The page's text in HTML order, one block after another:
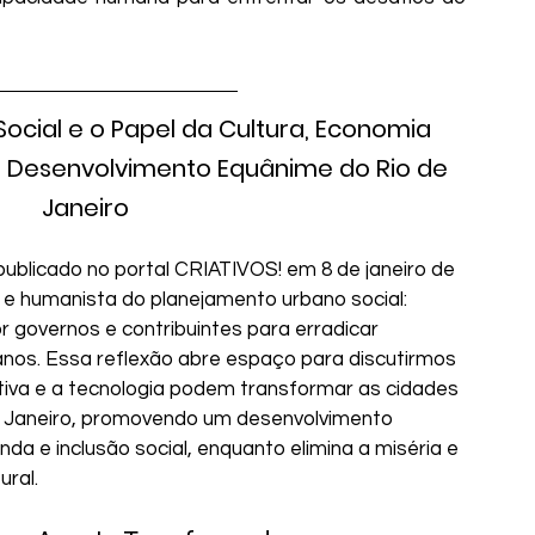
e o Papel da Cultura, Economia
Equânime do Rio de
Janeiro
no portal CRIATIVOS! em 8 de janeiro de
humanista do planejamento urbano social:
governos e contribuintes para erradicar
Essa reflexão abre espaço para discutirmos
e a tecnologia podem transformar as cidades
promovendo um desenvolvimento
e inclusão social, enquanto elimina a miséria e